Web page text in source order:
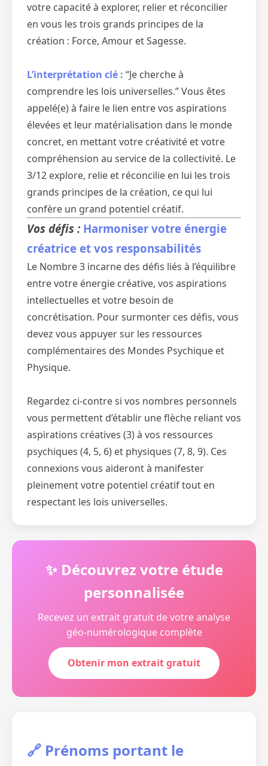
votre capacité à explorer, relier et réconcilier
en vous les trois grands principes de la
création : Force, Amour et Sagesse.
L’interprétation clé : “Je cherche à
comprendre les lois universelles.” Vous êtes
appelé(e) à faire le lien entre vos aspirations
élevées et leur matérialisation dans le monde
concret, en mettant votre créativité et votre
compréhension au service de la collectivité. Le
3/12 explore, relie et réconcilie en lui les trois
grands principes de la création, ce qui lui
confère un grand potentiel créatif.
Vos défis : Harmoniser votre énergie
créatrice et vos responsabilités
Le Nombre 3 incarne des défis liés à l’équilibre
entre votre énergie créative, vos aspirations
intellectuelles et votre besoin de
concrétisation. Pour surmonter ces défis, vous
devez vous appuyer sur les ressources
complémentaires des Mondes Psychique et
Physique.
Regardez ci-contre si vos nombres personnels
vous permettent d’établir une flèche reliant vos
aspirations créatives (3) à vos ressources
psychiques (4, 5, 6) et physiques (7, 8, 9). Ces
connexions vous aideront à manifester
pleinement votre potentiel créatif tout en
respectant les lois universelles.
✨ Découvrez votre étude
personnalisée
Recevez un extrait gratuit de votre analyse
géo-numérologique complète
Obtenir mon extrait gratuit
🔗 Prénoms portant le